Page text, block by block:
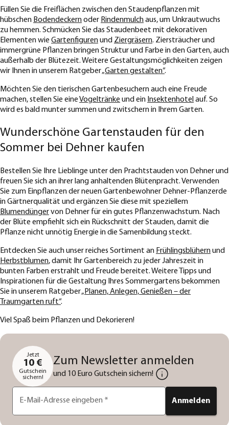
Füllen Sie die Freiflächen zwischen den Staudenpflanzen mit
hübschen Bodendeckernoder Rindenmulchaus, um Unkrautwuchs
zu hemmen. Schmücken Sie das Staudenbeet mit dekorativen
Elementen wie Gartenfigurenund Ziergräsern. Ziersträucher und
immergrüne Pflanzen bringen Struktur und Farbe in den Garten, auch
außerhalb der Blütezeit. Weitere Gestaltungsmöglichkeiten zeigen
wir Ihnen in unserem Ratgeber„Garten gestalten“.
Möchten Sie den tierischen Gartenbesuchern auch eine Freude
machen, stellen Sie eineVogeltränke und ein Insektenhotel auf. So
wird es bald munter summen und zwitschern in Ihrem Garten.
Wunderschöne Gartenstauden für den
Sommer bei Dehner kaufen
Bestellen Sie Ihre Lieblinge unter den Prachtstauden von Dehner und
freuen Sie sich an ihrer lang anhaltenden Blütenpracht. Verwenden
Sie zum Einpflanzen der neuen Gartenbewohner Dehner-Pflanzerde
in Gärtnerqualität und ergänzen Sie diese mit speziellem
Blumendüngervon Dehner für ein gutes Pflanzenwachstum. Nach
der Blüte empfiehlt sich ein Rückschnitt der Stauden, damit die
Pflanze nicht unnötig Energie in die Samenbildung steckt.
Entdecken Sie auch unser reiches Sortiment an Frühlingsblühernund
Herbstblumen, damit Ihr Gartenbereich zu jeder Jahreszeit in
bunten Farben erstrahlt und Freude bereitet. Weitere Tipps und
Inspirationen für die Gestaltung Ihres Sommergartens bekommen
Sie in unserem Ratgeber„Planen, Anlegen, Genießen – der
Traumgarten ruft“.
Viel Spaß beim Pflanzen und Dekorieren!
Jetzt
10 €
Gutschein
sichern!
Zum Newsletter anmelden
und 10 Euro Gutschein sichern!
E-Mail-Adresse eingeben * Anmelden